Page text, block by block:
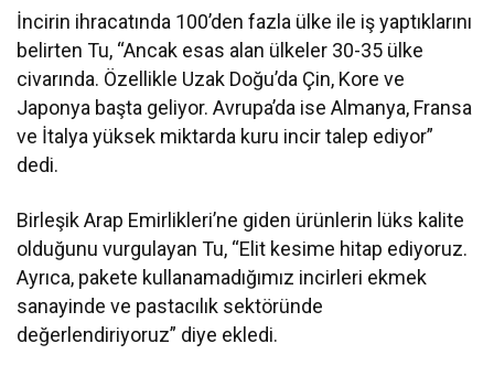
İncirin ihracatında 100’den fazla ülke ile iş yaptıklarını
belirten Tu, “Ancak esas alan ülkeler 30-35 ülke
civarında. Özellikle Uzak Doğu’da Çin, Kore ve
Japonya başta geliyor. Avrupa’da ise Almanya, Fransa
ve İtalya yüksek miktarda kuru incir talep ediyor”
dedi.
Birleşik Arap Emirlikleri’ne giden ürünlerin lüks kalite
olduğunu vurgulayan Tu, “Elit kesime hitap ediyoruz.
Ayrıca, pakete kullanamadığımız incirleri ekmek
sanayinde ve pastacılık sektöründe
değerlendiriyoruz” diye ekledi.